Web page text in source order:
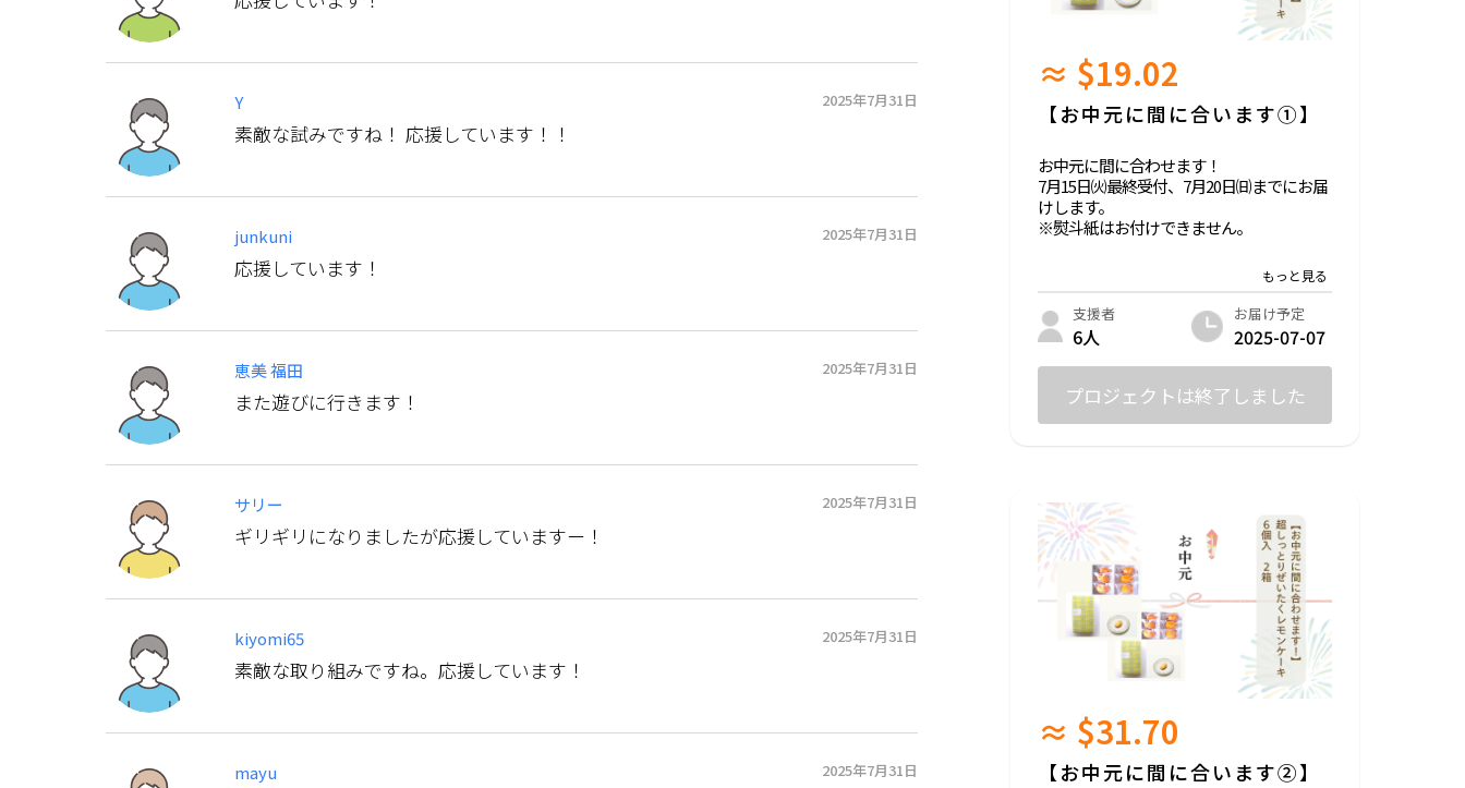
Y 2025年7月31日
素敵な試みですね！ 応援しています！！
junkuni 2025年7月31日
応援しています！
恵美 福田 2025年7月31日
また遊びに行きます！
サリー 2025年7月31日
ギリギリになりましたが応援していますー！
kiyomi65 2025年7月31日
素敵な取り組みですね。応援しています！
mayu 2025年7月31日
≈ $19.02
【お中元に間に合います①】
お中元に間に合わせます！
7月15日㈫最終受付、7月20日㈰までにお届
けします。
※熨斗紙はお付けできません。
・超しっとりぜいたくレモンケーキ（6個
入り） 1箱
名称：超しっとり！ぜいたくレモンケーキ
6個入り
大麦麦芽）、レモン外皮、塩/ベーキング
パウダー、（一部に乳成分、鶏卵、小麦を
含む）
内容量：6個
賞味期限：製造日より1か月
保存方法：直射日光及び高温多湿を避け常
温で保存
支援者
6人
お届け予定
2025-07-07
プロジェクトは終了しました
≈ $31.70
【お中元に間に合います②】